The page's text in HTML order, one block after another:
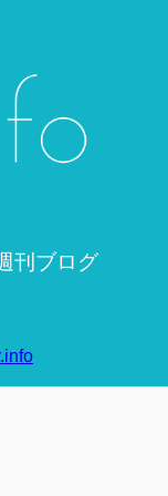
刊ブログ